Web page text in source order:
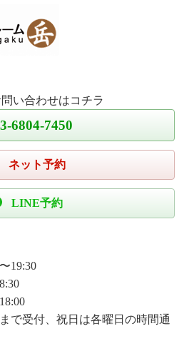
い合わせはコチラ
6804-7450
ネット予約
LINE予約
19:30
で受付、祝日は各曜日の時間通